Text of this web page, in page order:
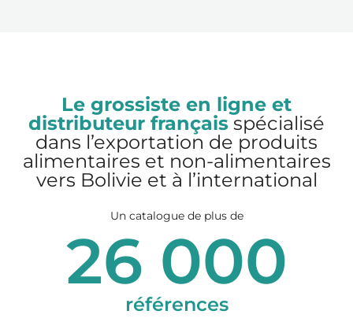
Le grossiste en ligne et
distributeur français spécialisé
dans l’exportation de produits
alimentaires et non-alimentaires
vers Bolivie et à l’international
Un catalogue de plus de
26 000
références